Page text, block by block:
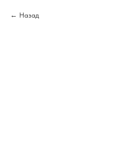
Назад